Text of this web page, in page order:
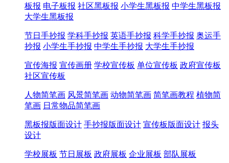
板报 电子板报 社区黑板报 小学生黑板报 中学生黑板报
大学生黑板报
节日手抄报 学科手抄报 英语手抄报 科学手抄报 奥运手
抄报 小学生手抄报 中学生手抄报 大学生手抄报
宣传海报 宣传画册 学校宣传板 单位宣传板 政府宣传板
社区宣传板
人物简笔画 风景简笔画 动物简笔画 简笔画教程 植物简
笔画 日常物品简笔画
黑板报版面设计 手抄报版面设计 宣传板版面设计 报头
设计
学校展板 节日展板 政府展板 企业展板 部队展板